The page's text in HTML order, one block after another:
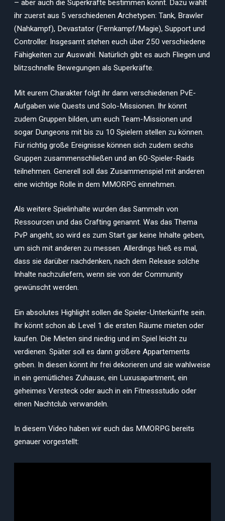
– aber auch die Superkräfte bestimmen könnt. Dazu wählt
ihr zuerst aus 5 verschiedenen Archetypen: Tank, Brawler
(Nahkampf), Devastator (Fernkampf/Magie), Support und
Controller. Insgesamt stehen euch über 250 verschiedene
Fähigkeiten zur Auswahl. Natürlich gibt es auch Fliegen und
blitzschnelle Bewegungen als Superkräfte.
Mit eurem Charakter folgt ihr dann verschiedenen PvE-
Aufgaben wie Quests und Solo-Missionen. Ihr könnt
zudem Gruppen bilden, um euch Team-Missionen und
sogar Dungeons mit bis zu 10 Spielern stellen zu können.
Für richtig große Ereignisse können sich zudem sechs
Gruppen zusammenschließen und an 60-Spieler-Raids
teilnehmen. Generell soll das Zusammenspiel mit anderen
eine wichtige Rolle in dem MMORPG einnehmen.
Als weitere Spielinhalte wurden das Sammeln von
Ressourcen und das Crafting genannt. Was das Thema
PvP angeht, so wird es zum Start gar keine Inhalte geben,
um sich mit anderen zu messen. Allerdings hieß es mal,
dass sie darüber nachdenken, nach dem Release solche
Inhalte nachzuliefern, wenn sie von der Community
gewünscht werden.
Ein absolutes Highlight sollen die Spieler-Unterkünfte sein.
Ihr könnt schon ab Level 1 die ersten Räume mieten oder
kaufen. Die Mieten sind niedrig und im Spiel leicht zu
verdienen. Später soll es dann größere Appartements
geben. In diesen könnt ihr frei dekorieren und sie wahlweise
in ein gemütliches Zuhause, ein Luxusapartment, ein
geheimes Versteck oder auch in ein Fitnessstudio oder
einen Nachtclub verwandeln.
In diesem Video haben wir euch das MMORPG bereits
genauer vorgestellt: